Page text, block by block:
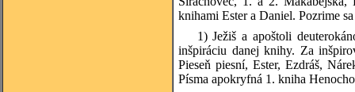
knihami Ester a Daniel. Pozrime
1) Ježiš a apoštoli
inšpiráciu danej knihy. Za
Pieseň piesní, Ester, Ezdráš,
Písma apokryfná 1. kniha